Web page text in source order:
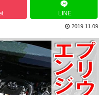
LINE
2019.11.09